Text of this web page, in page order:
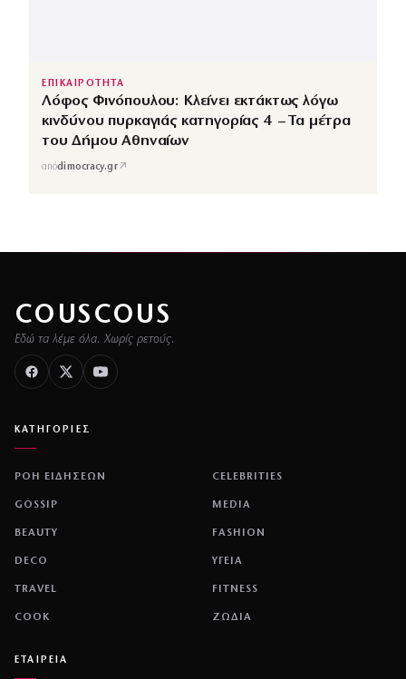
ΕΠΙΚΑΙΡΟΤΗΤΑ
Λόφος Φινόπουλου: Κλείνει εκτάκτως λόγω
κινδύνου πυρκαγιάς κατηγορίας 4 – Τα μέτρα
του Δήμου Αθηναίων
απόdimocracy.gr↗
COUSCOUS
Εδώ τα λέμε όλα. Χωρίς ρετούς.
ΚΑΤΗΓΟΡΙΕΣ
ΡΟΗ ΕΙΔΗΣΕΩΝ CELEBRITIES
GOSSIP MEDIA
BEAUTY FASHION
DECO ΥΓΕΙΑ
TRAVEL FITNESS
COOK ΖΩΔΙΑ
ΕΤΑΙΡΕΙΑ